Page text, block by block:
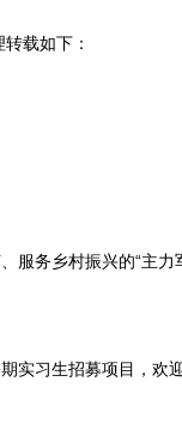
理转载如下：
务乡村振兴的“主力
实习生招募项目，欢